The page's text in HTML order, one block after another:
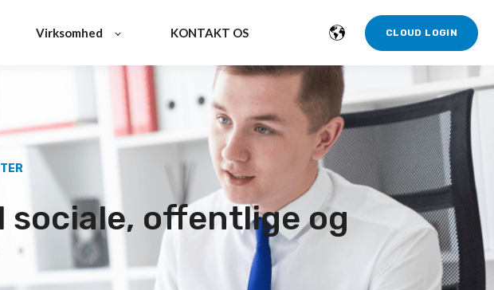
Virksomhed KONTAKT OS CLOUD LOGIN
offentlige og